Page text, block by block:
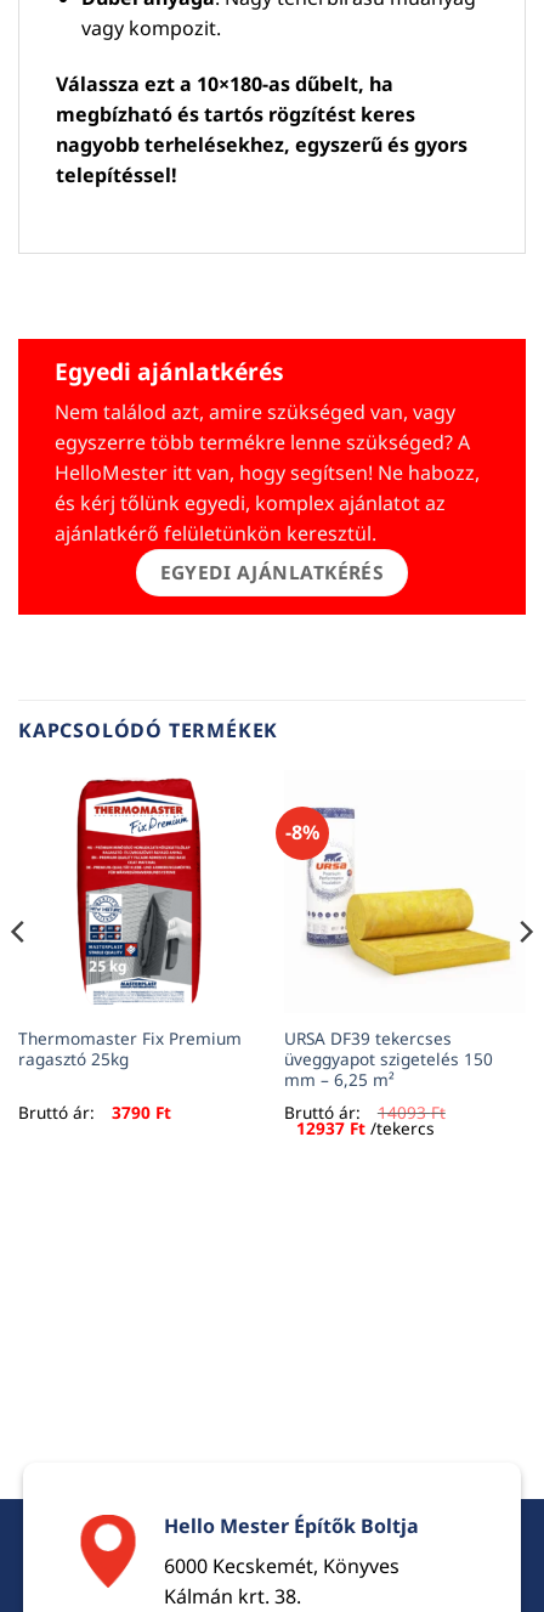
vagy kompozit.
Válassza ezt a 10×180-as dűbelt, ha
megbízható és tartós rögzítést keres
nagyobb terhelésekhez, egyszerű és gyors
telepítéssel!
Egyedi ajánlatkérés
Nem találod azt, amire szükséged van, vagy
egyszerre több termékre lenne szükséged? A
HelloMester itt van, hogy segítsen! Ne habozz,
és kérj tőlünk egyedi, komplex ajánlatot az
ajánlatkérő felületünkön keresztül.
EGYEDI AJÁNLATKÉRÉS
KAPCSOLÓDÓ TERMÉKEK
Thermomaster Fix Premium
ragasztó 25kg
Bruttó ár: 3790 Ft
-8%
URSA DF39 tekercses
üveggyapot szigetelés 150
mm – 6,25 m²
Bruttó ár:
14093Ft
Original
price
12937 FtCurrent
price
/tekercs
Hello Mester Építők Boltja
6000 Kecskemét, Könyves
Kálmán krt. 38.